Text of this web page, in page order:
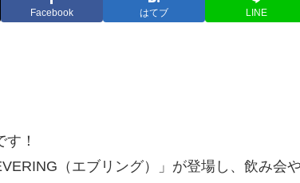
Facebook はてブ LINE
！
（エブリング）」が登場し、飲み会